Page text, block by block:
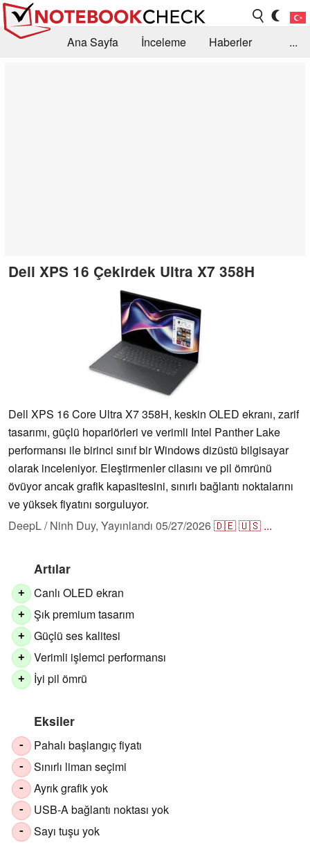
Ana Sayfa İnceleme
Haberler
...
Dell XPS 16 Çekirdek Ultra X7 358H
Dell XPS 16 Core Ultra X7 358H, keskin OLED ekranı, zarif
tasarımı, güçlü hoparlörleri ve verimli Intel Panther Lake
performansı ile birinci sınıf bir Windows dizüstü bilgisayar
olarak inceleniyor. Eleştirmenler cilasını ve pil ömrünü
övüyor ancak grafik kapasitesini, sınırlı bağlantı noktalarını
ve yüksek fiyatını sorguluyor.
DeepL / Ninh Duy, Yayınlandı 05/27/2026🇩🇪🇺🇸 ...
Artılar
+ Canlı OLED ekran
+ Şık premium tasarım
+ Güçlü ses kalitesi
+ Verimli işlemci performansı
+ İyi pil ömrü
Eksiler
- Pahalı başlangıç fiyatı
- Sınırlı liman seçimi
- Ayrık grafik yok
- USB-A bağlantı noktası yok
- Sayı tuşu yok